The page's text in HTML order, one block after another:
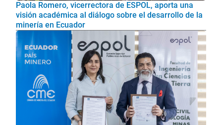
Paola Romero, vicerrectora de ESPOL, aporta una
visión académica al diálogo sobre el desarrollo de la
minería en Ecuador